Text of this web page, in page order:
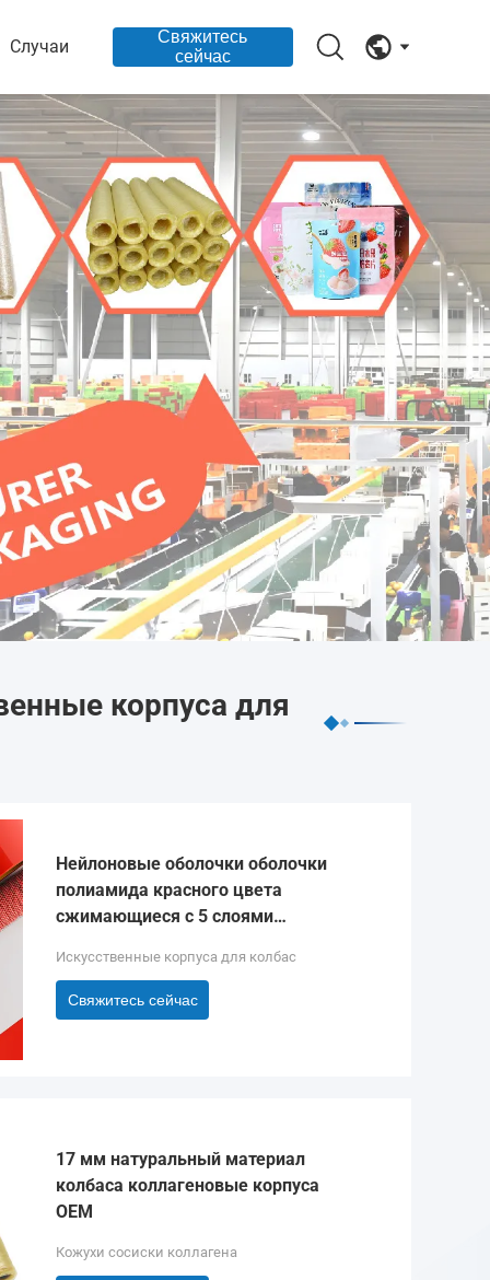
Случаи
Свяжитесь
сейчас
корпуса для
Нейлоновые оболочки оболочки
полиамида красного цвета
сжимающиеся с 5 слоями
колбасы
Искусственные корпуса для колбас
Свяжитесь сейчас
17 мм натуральный материал
колбаса коллагеновые корпуса
OEM
Кожухи сосиски коллагена